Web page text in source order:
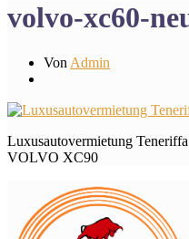
volvo-xc60-
Von Admin
Luxusautovermietung
VOLVO XC90